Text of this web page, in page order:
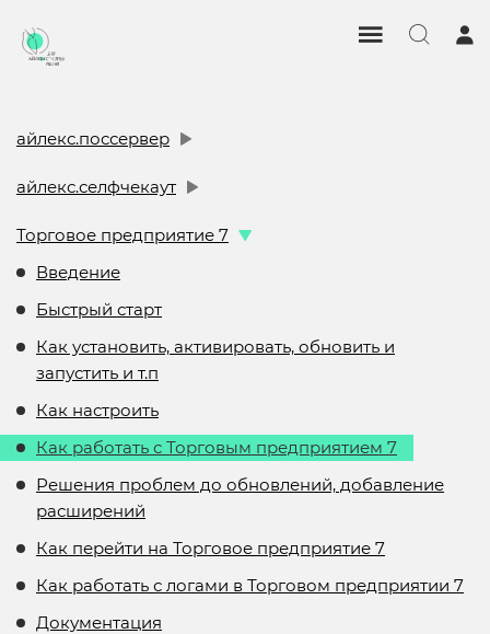
айлекс.поссервер
айлекс.селфчекаут
Торговое предприятие 7
Введение
Быстрый старт
Как установить, активировать, обновить и
запустить и т.п
Как настроить
Как работать с Торговым предприятием 7
Решения проблем до обновлений, добавление
расширений
Как перейти на Торговое предприятие 7
Как работать с логами в Торговом предприятии 7
Документация